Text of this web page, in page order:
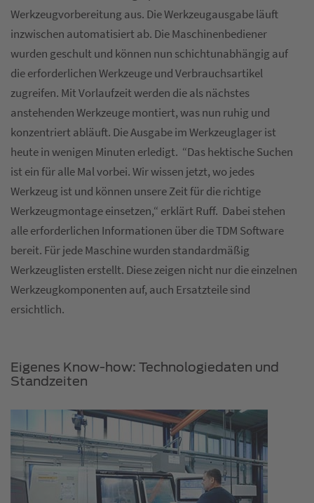
Werkzeugvorbereitung aus. Die Werkzeugausgabe läuft
inzwischen automatisiert ab. Die Maschinenbediener
wurden geschult und können nun schichtunabhängig auf
die erforderlichen Werkzeuge und Verbrauchsartikel
zugreifen. Mit Vorlaufzeit werden die als nächstes
anstehenden Werkzeuge montiert, was nun ruhig und
konzentriert abläuft. Die Ausgabe im Werkzeuglager ist
heute in wenigen Minuten erledigt. “Das hektische Suchen
ist ein für alle Mal vorbei. Wir wissen jetzt, wo jedes
Werkzeug ist und können unsere Zeit für die richtige
Werkzeugmontage einsetzen,“ erklärt Ruff. Dabei stehen
alle erforderlichen Informationen über die TDM Software
bereit. Für jede Maschine wurden standardmäßig
Werkzeuglisten erstellt. Diese zeigen nicht nur die einzelnen
Werkzeugkomponenten auf, auch Ersatzteile sind
ersichtlich.
Eigenes Know-how: Technologiedaten und
Standzeiten